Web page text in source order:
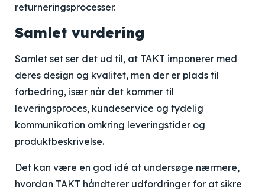
returneringsprocesser.
Samlet vurdering
Samlet set ser det ud til, at TAKT imponerer med
deres design og kvalitet, men der er plads til
forbedring, især når det kommer til
leveringsproces, kundeservice og tydelig
kommunikation omkring leveringstider og
produktbeskrivelse.
Det kan være en god idé at undersøge nærmere,
hvordan TAKT håndterer udfordringer for at sikre